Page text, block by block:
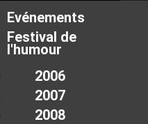
Evénements
Festival de
l'humour
2006
2007
2008